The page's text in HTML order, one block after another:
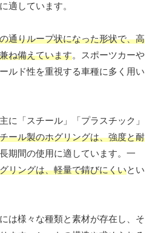
適しています。
通りループ状になった形状で、高
ね備えています。スポーツカーや
ルド性を重視する車種に多く用い
に「スチール」「プラスチック」
ール製のホグリングは、強度と耐
期間の使用に適しています。一
リングは、軽量で錆びにくいとい
は様々な種類と素材が存在し、そ